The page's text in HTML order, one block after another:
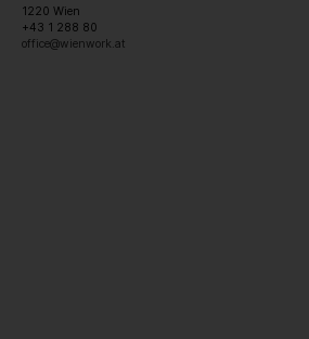
1220 Wien
+43 1 288 80
office@wienwork.at